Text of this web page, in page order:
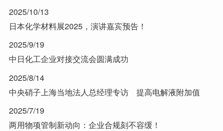
2025/10/13
日本化学材料展2025，演讲嘉宾预告！
2025/9/19
中日化工企业对接交流会圆满成功
2025/8/14
中央硝子上海当地法人总经理专访 提高电解液附加值
2025/7/19
两用物项管制新动向：企业合规刻不容缓！